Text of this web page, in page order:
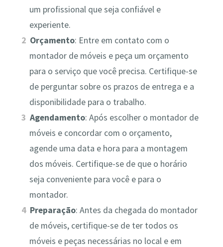
um profissional que seja confiável e
experiente.
Orçamento: Entre em contato com o
montador de móveis e peça um orçamento
para o serviço que você precisa. Certifique-se
de perguntar sobre os prazos de entrega e a
disponibilidade para o trabalho.
Agendamento: Após escolher o montador de
móveis e concordar com o orçamento,
agende uma data e hora para a montagem
dos móveis. Certifique-se de que o horário
seja conveniente para você e para o
montador.
Preparação: Antes da chegada do montador
de móveis, certifique-se de ter todos os
móveis e peças necessárias no local e em